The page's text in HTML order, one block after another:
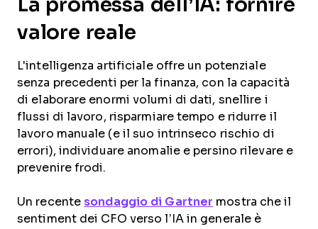
La promessa dell’IA: fornire
valore reale
L'intelligenza artificiale offre un potenziale
senza precedenti per la finanza, con la capacità
di elaborare enormi volumi di dati, snellire i
flussi di lavoro, risparmiare tempo e ridurre il
lavoro manuale (e il suo intrinseco rischio di
errori), individuare anomalie e persino rilevare e
prevenire frodi.
Un recente sondaggio di Gartner mostra che il
sentiment dei CFO verso l’IA in generale è